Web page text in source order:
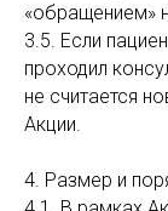
«обращением»
3.5. Если
проходил
не считается
Акции.
4. Размер и